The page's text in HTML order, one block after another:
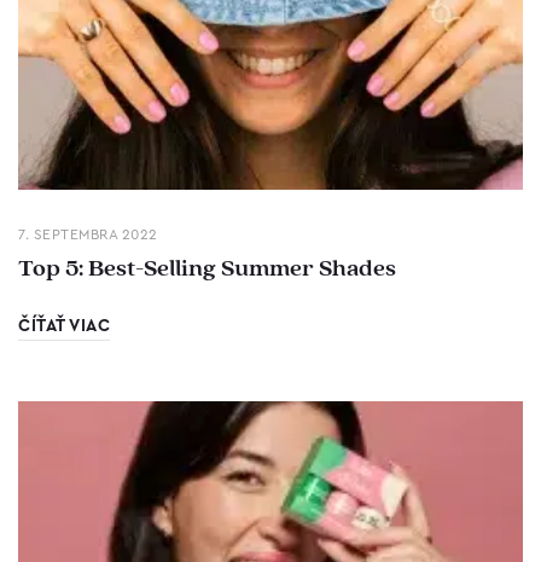
7. SEPTEMBRA 2022
Top 5: Best-Selling Summer Shades
ČÍŤAŤ VIAC